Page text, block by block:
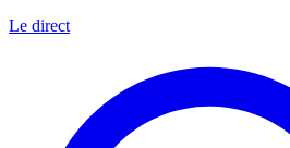
Le direct